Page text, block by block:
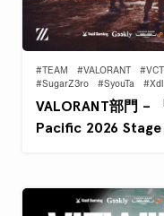
#TEAM #VALORANT #VCT
#SugarZ3ro
#SyouTa #Xdll
VALORANT部門 –
Pacific 2026 Stage